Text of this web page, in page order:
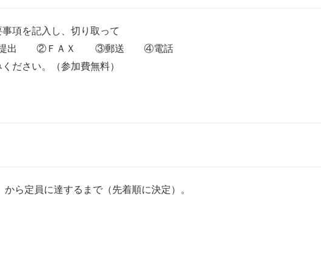
項を記入し、切り取って
提出 ②ＦＡＸ ③郵送 ④電話
さい。（参加費無料）
ら定員に達するまで（先着順に決定）。